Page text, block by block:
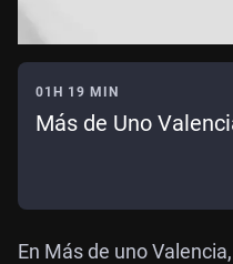
01H 19 MIN
Más de Uno
En Más de uno